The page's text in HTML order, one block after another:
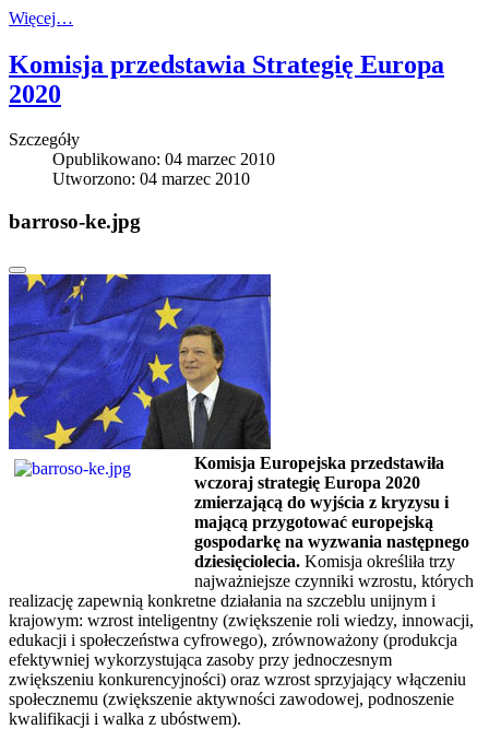
Więcej…
Komisja przedstawia Strategię Europa
2020
Szczegóły
Opublikowano: 04 marzec 2010
Utworzono: 04 marzec 2010
barroso-ke.jpg
Komisja Europejska przedstawiła
wczoraj strategię Europa 2020
zmierzającą do wyjścia z kryzysu i
mającą przygotować europejską
gospodarkę na wyzwania następnego
dziesięciolecia. Komisja określiła trzy
najważniejsze czynniki wzrostu, których
realizację zapewnią konkretne działania na szczeblu unijnym i
krajowym: wzrost inteligentny (zwiększenie roli wiedzy, innowacji,
edukacji i społeczeństwa cyfrowego), zrównoważony (produkcja
efektywniej wykorzystująca zasoby przy jednoczesnym
zwiększeniu konkurencyjności) oraz wzrost sprzyjający włączeniu
społecznemu (zwiększenie aktywności zawodowej, podnoszenie
kwalifikacji i walka z ubóstwem).